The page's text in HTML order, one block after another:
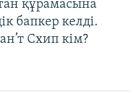
құрамасына
бапкер келді.
Схип кім?